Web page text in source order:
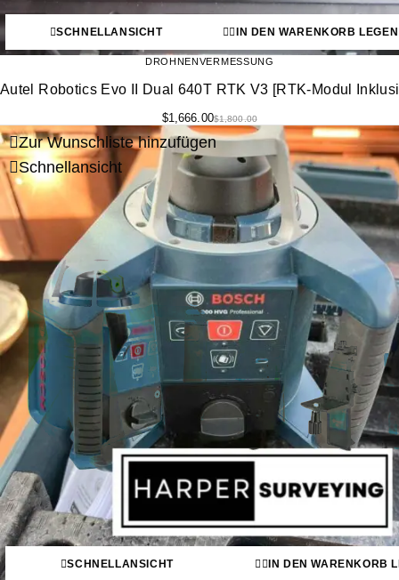
SCHNELLANSICHT IN DEN WARENKORB LEGEN
DROHNENVERMESSUNG
Autel Robotics Evo II Dual 640T RTK V3 [RTK-Modul
$1,800.00
$1,666.00
Zur Wunschliste hinzufügen
Schnellansicht
SCHNELLANSICHT IN DEN WARENKORB